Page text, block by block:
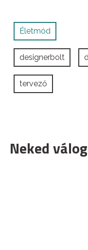
Életmód
designerbolt
tervező
Neked